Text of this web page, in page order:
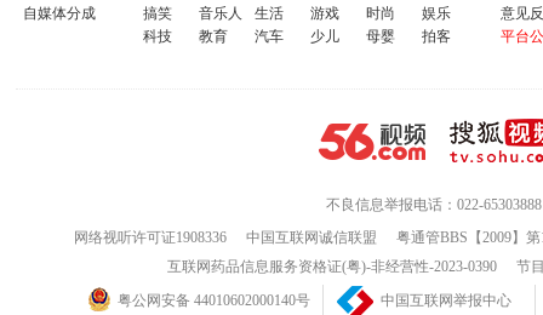
自媒体分成
搞笑
音乐人 生活 游戏 时尚
娱乐
科技
教育 汽车 少儿 母婴 拍客
意见
平台
不良信息举报电话：022-65303888
网络视听许可证1908336
中国互联网诚信联盟
粤通管BBS【2009】
互联网药品信息服务资格证(粤)-非经营性-2023-0390
节
粤公网安备 44010602000140号
中国互联网举报中心